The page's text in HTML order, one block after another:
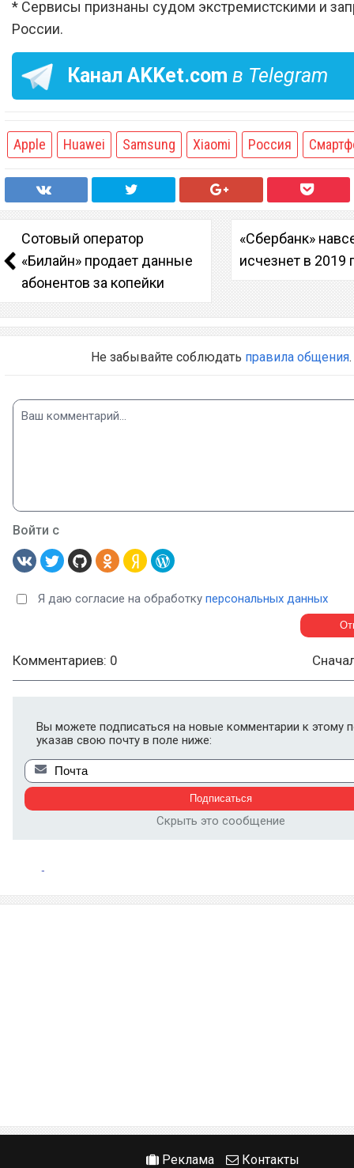
* Сервисы признаны судом экстремистскими и
России.
Канал AKKet.com в Telegram
Apple Huawei Samsung Xiaomi Россия
Сотовый оператор
«Билайн» продает данные
абонентов за копейки
«Сбербанк»
исчезнет в 2019
Не забывайте соблюдать правила общения.
Войти с
Я даю согласие на обработку персональных данных
Комментариев: 0
Вы можете подписаться на новые комментарии к этому
указав свою почту в поле ниже:
Скрыть это сообщение
Реклама Контакты